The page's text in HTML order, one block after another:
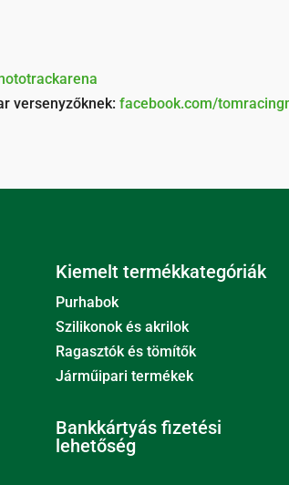
versenyzőknek:facebook.com/
Kiemelt termékkategóriák
Purhabok
Szilikonok és akrilok
Ragasztók és tömítők
Járműipari termékek
Bankkártyás fizetési
lehetőség